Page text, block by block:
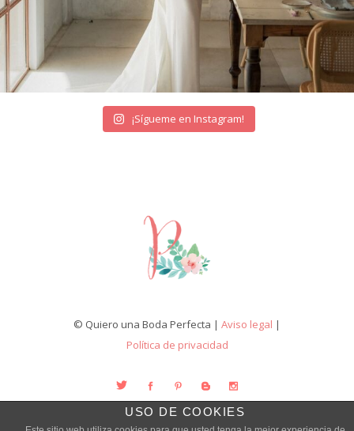
¡Sígueme en Instagram!
© Quiero una Boda Perfecta | Aviso legal |
Política de privacidad
USO DE COOKIES